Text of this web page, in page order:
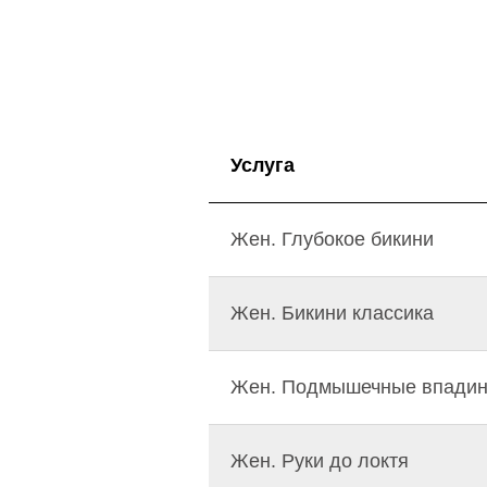
Услуга
Жен. Глубокое бикини
Жен. Бикини классика
Жен. Подмышечные
Жен. Руки до локтя